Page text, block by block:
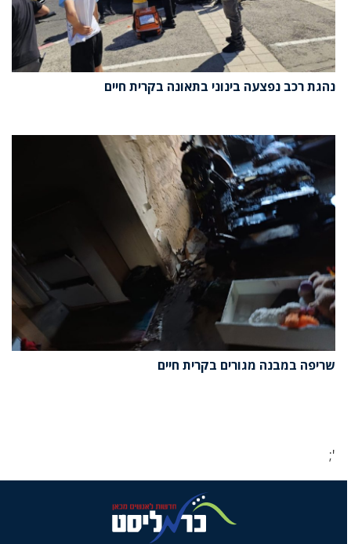
נהגת רכב נפצעה בינוני בתאונה בקרית חיים
שריפה במבנה מגורים בקרית חיים
';